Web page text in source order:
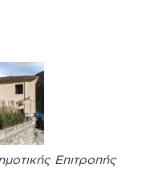
Επιτροπής